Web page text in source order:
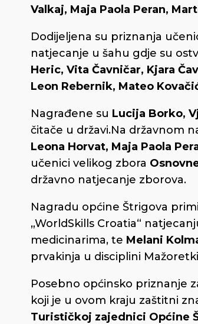
Valkaj, Maja Paola Peran,
Dodijeljena su priznanja
natjecanje u šahu gdje su
Heric, Vita Čavničar, Kjara
Leon Rebernik, Mateo
Nagrađene su Lucija Borko,
čitače u državi.Na državnom
Leona Horvat, Maja Paola
učenici velikog zbora
državno natjecanje zborova.
Nagradu općine Štrigova
„WorldSkills Croatia“
medicinarima, te Melani
prvakinja u disciplini
Posebno općinsko priznanje
koji je u ovom kraju zaštitni
Turističkoj zajednici Općine